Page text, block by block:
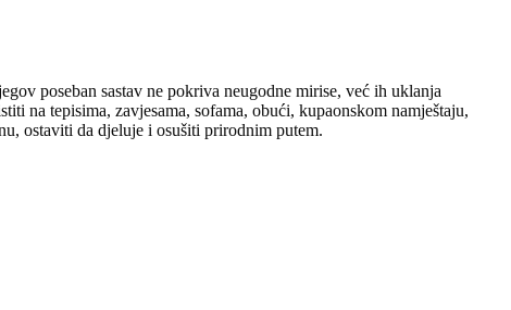
poseban sastav ne pokriva neugodne mirise, već ih uklanja
na tepisima, zavjesama, sofama, obući, kupaonskom namještaju,
ostaviti da djeluje i osušiti prirodnim putem.